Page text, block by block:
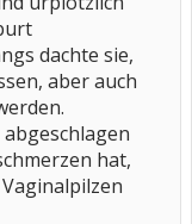
dachte sie,
aber auch
hat,